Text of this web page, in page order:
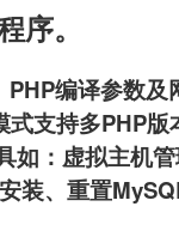
序。
编译参数及
式支持多PHP
如：虚拟主机
装、重置